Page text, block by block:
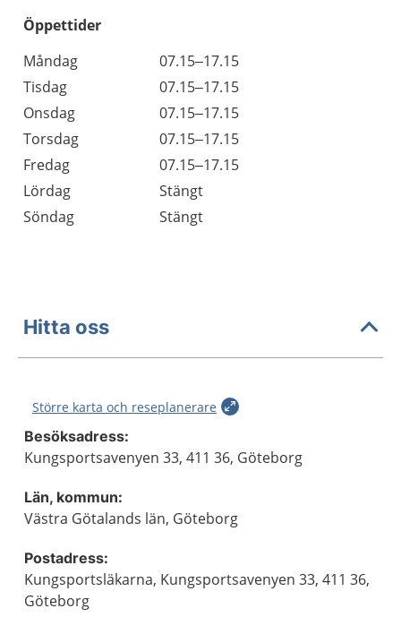
Öppettider
Dag
Öppettider
Kommentarer
Måndag
07.15–17.15
Tisdag
07.15–17.15
Onsdag
07.15–17.15
Torsdag
07.15–17.15
Fredag
07.15–17.15
Lördag
Stängt
Söndag
Stängt
Hitta oss
Större karta och reseplanerare
Besöksadress:
Kungsportsavenyen 33, 411 36, Göteborg
Län, kommun:
Västra Götalands län, Göteborg
Postadress:
Kungsportsläkarna, Kungsportsavenyen 33, 411 36,
Göteborg